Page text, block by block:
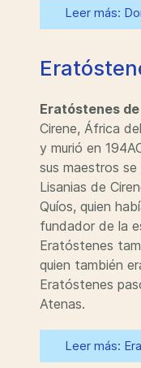
Leer más:
Eratóstenes
Cirene, África
y murió en
sus maestros
Lisanias de
Quíos, quien
fundador de la
Eratóstenes
quien también
Eratóstenes
Atenas.
Leer más: